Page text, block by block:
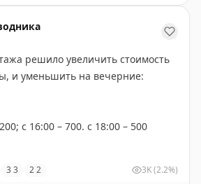
решило увеличить стоимость
и уменьшить на вечерние:
с 16:00 – 700. с 18:00 – 500
с 16:00 – 700
33 22 3K(2.2%)